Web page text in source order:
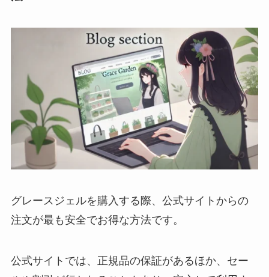
グレースジェルを購入する際、公式サイトからの
注文が最も安全でお得な方法です。
公式サイトでは、正規品の保証があるほか、セー